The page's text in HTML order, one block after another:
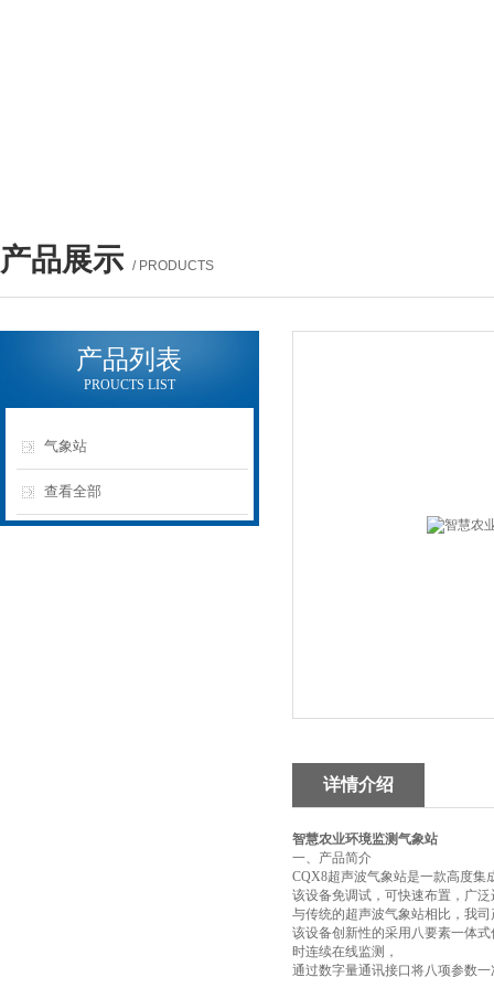
产品展示 / PRODUCTS
产品列表
PROUCTS LIST
气象站
查看全部
详情介绍
智慧农业环境监测气象站
一、产品简介
CQX8超声波气象站是一款高度集
该设备免调试，可快速布置，广
与传统的超声波气象站相比，我
该设备创新性的采用八要素一体
时连续在线监测，
通过数字量通讯接口将八项参数